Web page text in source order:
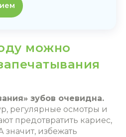
можно
зубов очевидна.
регулярные осмотры и
предотвратить кариес,
значит, избежать